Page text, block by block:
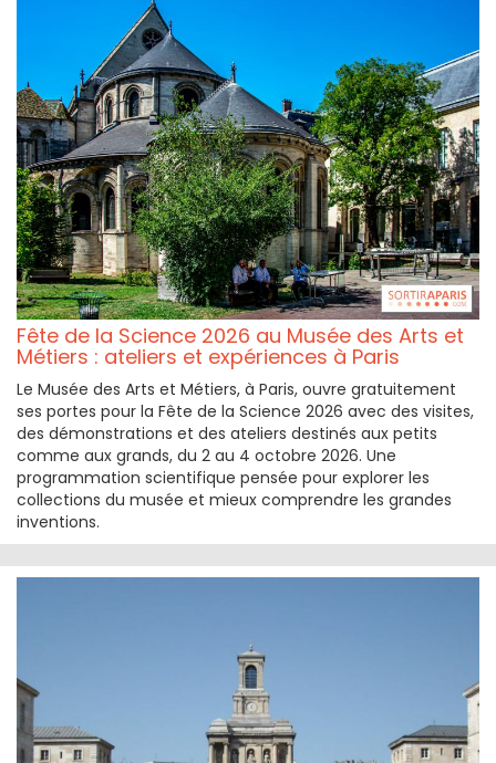
Fête de la Science 2026 au Musée des Arts et
Métiers : ateliers et expériences à Paris
Le Musée des Arts et Métiers, à Paris, ouvre gratuitement
ses portes pour la Fête de la Science 2026 avec des visites,
des démonstrations et des ateliers destinés aux petits
comme aux grands, du 2 au 4 octobre 2026. Une
programmation scientifique pensée pour explorer les
collections du musée et mieux comprendre les grandes
inventions.